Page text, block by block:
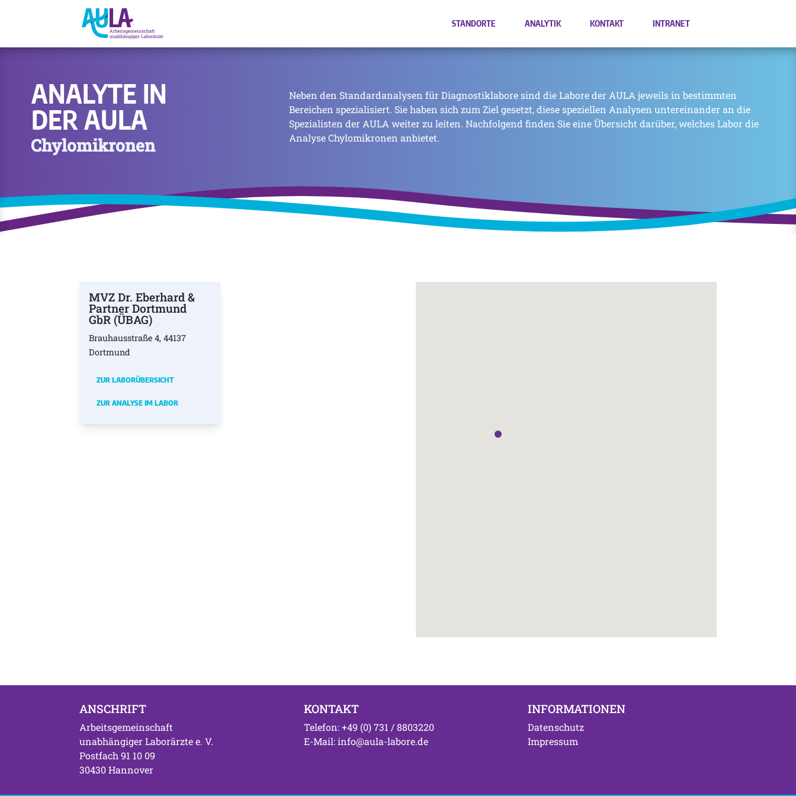
STANDORTE ANALYTIK KONTAKT INTRANET
ANALYTE IN
DER AULA
Chylomikronen
Neben den Standardanalysen für Diagnostiklabore sind die Labore der AULA jeweils in bestimmten
Bereichen spezialisiert. Sie haben sich zum Ziel gesetzt, diese speziellen Analysen untereinander an die
Spezialisten der AULA weiter zu leiten. Nachfolgend finden Sie eine Übersicht darüber, welches Labor die
Analyse Chylomikronen anbietet.
MVZ Dr. Eberhard &
Partner Dortmund
GbR (ÜBAG)
Brauhausstraße 4, 44137
Dortmund
ZUR LABORÜBERSICHT
ZUR ANALYSE IM LABOR
ANSCHRIFT
Arbeitsgemeinschaft
unabhängiger Laborärzte e. V.
Postfach 91 10 09
30430 Hannover
KONTAKT
Telefon: +49 (0) 731 / 8803220
E-Mail: info@aula-labore.de
INFORMATIONEN
Datenschutz
Impressum